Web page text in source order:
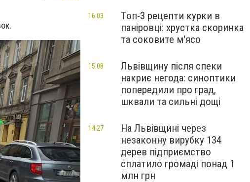
Топ-3 рецепти курки в
паніровці: хрустка скоринка
та соковите м'ясо
16:03
Львівщину після спеки
накриє негода: синоптики
попередили про град,
шквали та сильні дощі
15:08
На Львівщині через
незаконну вирубку 134
дерев підприємство
сплатило громаді понад 1
млн грн
14:27